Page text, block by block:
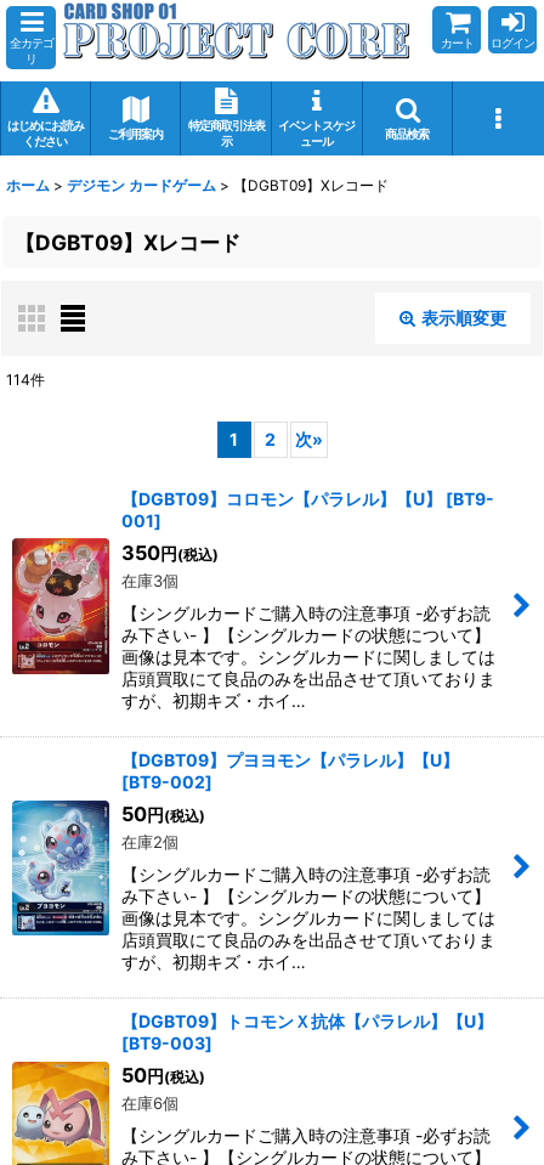
全カテゴ
リ
カート ログイン
はじめにお読み
ください
ご利用案内
特定商取引法表
示
イベントスケジ
ュール
商品検索
ホーム > デジモン カードゲーム > 【DGBT09】Xレコード
【DGBT09】Xレコード
表示順変更
114件
1 2 次»
【DGBT09】コロモン【パラレル】【U】 [BT9-
001]
350円 (税込)
在庫3個
【シングルカードご購入時の注意事項 -必ずお読
み下さい- 】【シングルカードの状態について】
画像は見本です。シングルカードに関しましては
店頭買取にて良品のみを出品させて頂いておりま
すが、初期キズ・ホイ…
【DGBT09】プヨヨモン【パラレル】【U】
[BT9-002]
50円 (税込)
在庫2個
【シングルカードご購入時の注意事項 -必ずお読
み下さい- 】【シングルカードの状態について】
画像は見本です。シングルカードに関しましては
店頭買取にて良品のみを出品させて頂いておりま
すが、初期キズ・ホイ…
【DGBT09】トコモンＸ抗体【パラレル】【U】
[BT9-003]
50円 (税込)
在庫6個
【シングルカードご購入時の注意事項 -必ずお読
み下さい- 】【シングルカードの状態について】